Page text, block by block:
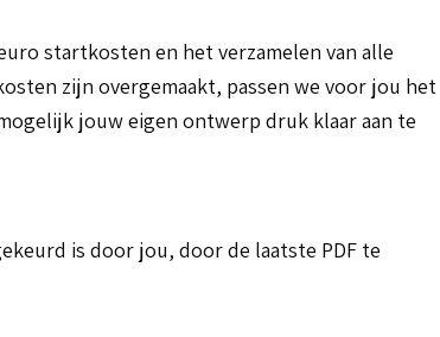
startkosten en het verzamelen van alle
zijn overgemaakt, passen we voor jou het
jouw eigen ontwerp druk klaar aan te
is door jou, door de laatste PDF te